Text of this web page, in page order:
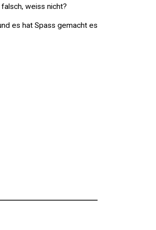
weiss nicht?
es hat Spass gemacht es